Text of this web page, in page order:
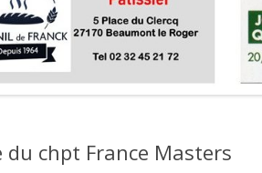
du chpt France Masters